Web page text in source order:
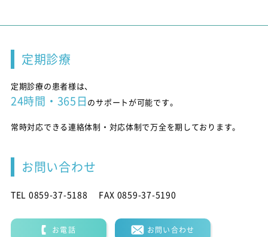
定期診療
定期診療の患者様は、
24時間・365日 のサポートが可能です。
常時対応できる連絡体制・対応体制で万全を期しております。
お問い合わせ
TEL 0859-37-5188 FAX 0859-37-5190
お電話 お問い合わせ